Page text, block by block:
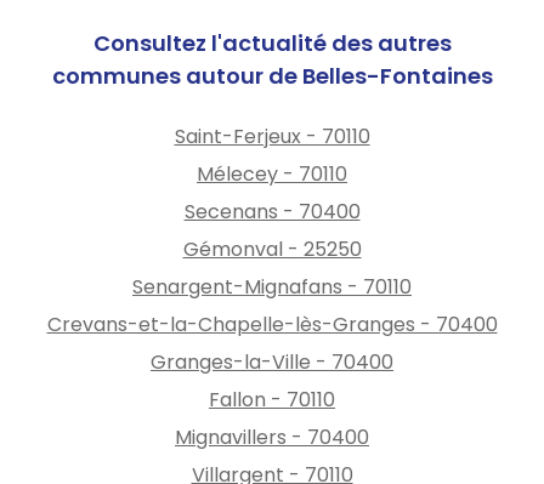
Consultez l'actualité des autres
communes autour de Belles-Fontaines
Saint-Ferjeux - 70110
Mélecey - 70110
Secenans - 70400
Gémonval - 25250
Senargent-Mignafans - 70110
Crevans-et-la-Chapelle-lès-Granges - 70400
Granges-la-Ville - 70400
Fallon - 70110
Mignavillers - 70400
Villargent - 70110